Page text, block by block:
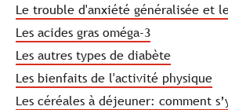
Le trouble d'anxiété généralisée et
Les acides gras oméga-3
Les autres types de diabète
Les bienfaits de l'activité physique
Les céréales à déjeuner: comment